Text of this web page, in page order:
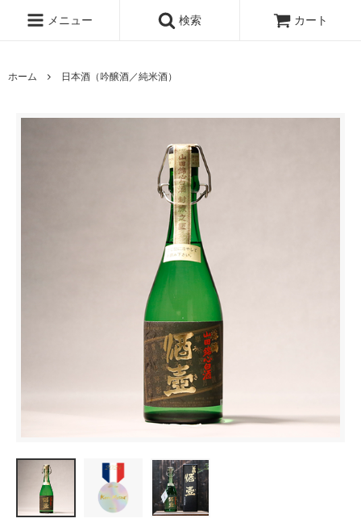
メニュー 検索 カート
ホーム 日本酒（吟醸酒／純米酒）